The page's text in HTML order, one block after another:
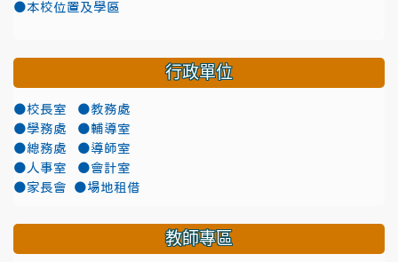
●本校位置及學區
行政單位
●校長室
●教務處
●學務處
●輔導室
●總務處
●導師室
●人事室
●會計室
●家長會
●場地租借
教師專區